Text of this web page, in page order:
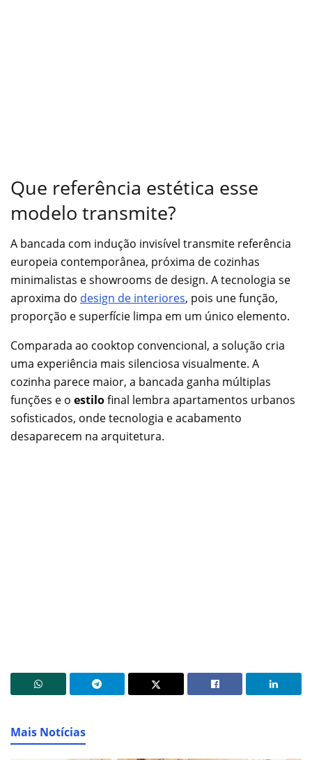
Que referência estética esse
modelo transmite?
A bancada com indução invisível transmite referência
europeia contemporânea, próxima de cozinhas
minimalistas e showrooms de design. A tecnologia se
aproxima do design de interiores, pois une função,
proporção e superfície limpa em um único elemento.
Comparada ao cooktop convencional, a solução cria
uma experiência mais silenciosa visualmente. A
cozinha parece maior, a bancada ganha múltiplas
funções e o estilofinal lembra apartamentos urbanos
sofisticados, onde tecnologia e acabamento
desaparecem na arquitetura.
Mais Notícias